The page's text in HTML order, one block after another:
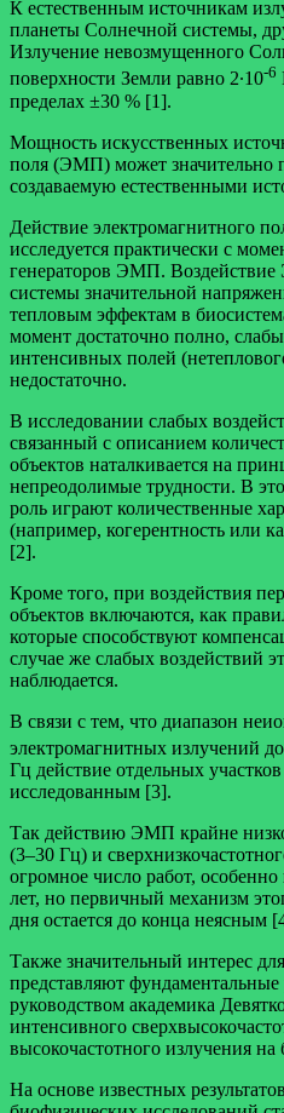
К естественным источникам
планеты Солнечной системы,
Излучение невозмущенного
поверхности Земли равно 2∙10-6
пределах ±30 % [1].
Мощность искусственных
поля (ЭМП) может значительно
создаваемую естественными
Действие электромагнитного
исследуется практически с
генераторов ЭМП.
системы значительной
тепловым эффектам в
момент достаточно полно,
интенсивных полей
недостаточно.
В исследовании слабых
связанный с описанием
объектов наталкивается на
непреодолимые трудности. В
роль играют количественные
(например, когерентность или
[2].
Кроме того, при воздействия
объектов включаются, как
которые способствуют
случае же слабых воздействий
наблюдается.
В связи с тем, что диапазон
электромагнитных излучений
Гц действие отдельных
исследованным [3].
Так действию ЭМП крайне
(3–30 Гц) и
огромное число работ,
лет, но первичный механизм
дня остается до конца неясным
Также значительный интерес
представляют
руководством академика
интенсивного
высокочастотного излучения
На основе известных